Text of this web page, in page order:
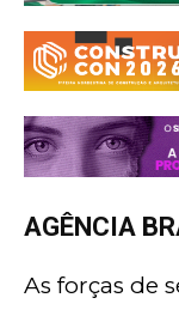
AGÊNCIA
As forças de